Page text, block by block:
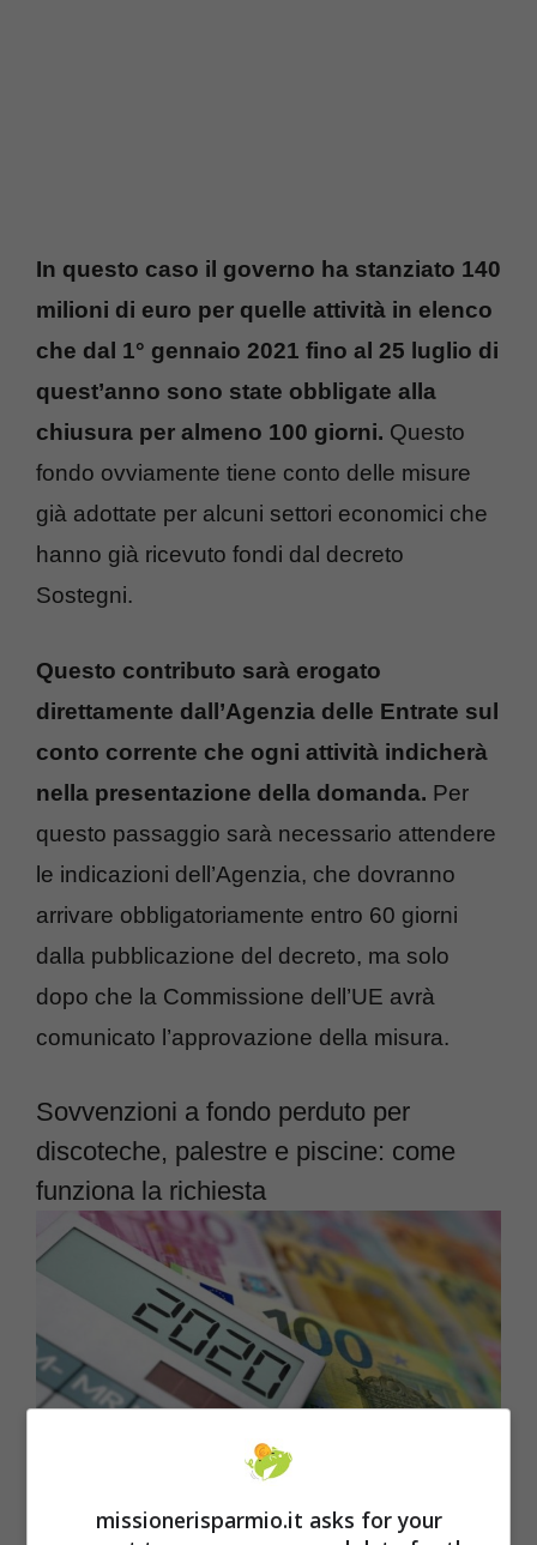
In questo caso il governo ha stanziato 140
milioni di euro per quelle attività in elenco
che dal 1° gennaio 2021 fino al 25 luglio di
quest’anno sono state obbligate alla
chiusura per almeno 100 giorni. Questo
fondo ovviamente tiene conto delle misure
già adottate per alcuni settori economici che
hanno già ricevuto fondi dal decreto
Sostegni.
Questo contributo sarà erogato
direttamente dall’Agenzia delle Entrate sul
conto corrente che ogni attività indicherà
nella presentazione della domanda. Per
questo passaggio sarà necessario attendere
le indicazioni dell’Agenzia, che dovranno
arrivare obbligatoriamente entro 60 giorni
dalla pubblicazione del decreto, ma solo
dopo che la Commissione dell’UE avrà
comunicato l’approvazione della misura.
Sovvenzioni a fondo perduto per
discoteche, palestre e piscine: come
funziona la richiesta
LEGGI ANCHE:Abuso edilizio, cosa puoi
missionerisparmio.it asks for your